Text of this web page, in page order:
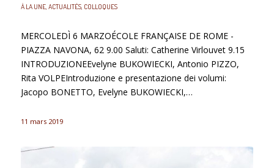
À LA UNE, ACTUALITÉS, COLLOQUES
MERCOLEDÌ 6 MARZOÉCOLE FRANÇAISE DE ROME -
PIAZZA NAVONA, 62 9.00 Saluti: Catherine Virlouvet 9.15
INTRODUZIONEEvelyne BUKOWIECKI, Antonio PIZZO,
Rita VOLPEIntroduzione e presentazione dei volumi:
Jacopo BONETTO, Evelyne BUKOWIECKI,…
11 mars 2019